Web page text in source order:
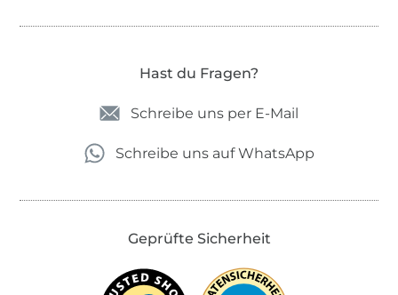
Hast du Fragen?
Schreibe uns per E-Mail
Schreibe uns auf WhatsApp
Geprüfte Sicherheit